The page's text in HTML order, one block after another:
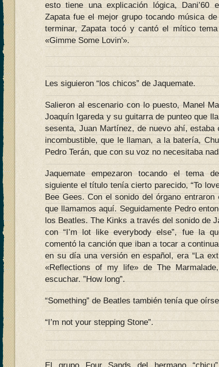
esto tiene una explicación lógica, Dani’60
Zapata fue el mejor grupo tocando música
terminar, Zapata tocó y cantó el mítico
«Gimme Some Lovin'».
Les siguieron “los chicos” de Jaquemate.
Salieron al escenario con lo puesto, Manel
Joaquín Igareda y su guitarra de punteo que
sesenta, Juan Martínez, de nuevo ahí,
incombustible, que le llaman, a la batería,
Pedro Terán, que con su voz no necesitaba
Jaquemate empezaron tocando el tema
siguiente el título tenía cierto parecido, “To
Bee Gees. Con el sonido del órgano entraron
que llamamos aquí. Seguidamente Pedro
los Beatles. The Kinks a través del sonido de
con “I’m lot like everybody else”, fue la
comentó la canción que iban a tocar a
en su día una versión en español, era “La
«Reflections of my life» de The
escuchar. ”How long”.
“Something” de Beatles también tenía que
“I’m not your stepping Stone”.